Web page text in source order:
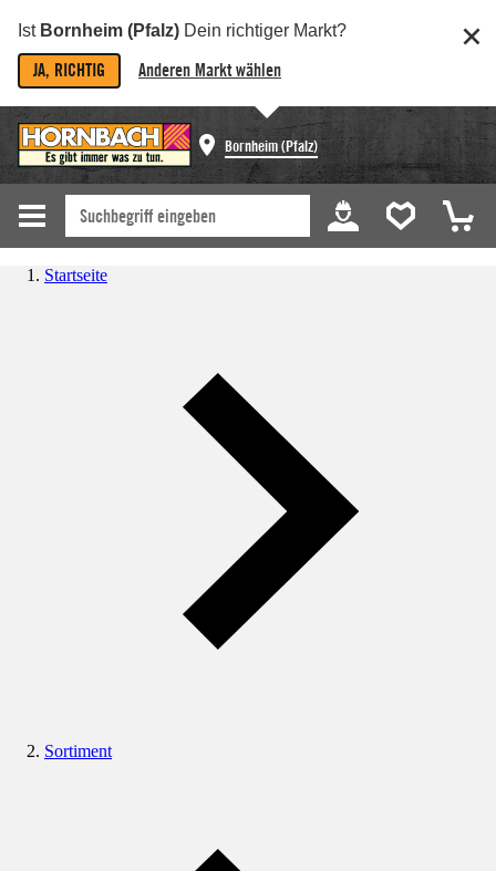
Ist Bornheim (Pfalz) Dein richtiger Markt?
JA, RICHTIG Anderen Markt wählen
Bornheim (Pfalz)
Startseite
Sortiment